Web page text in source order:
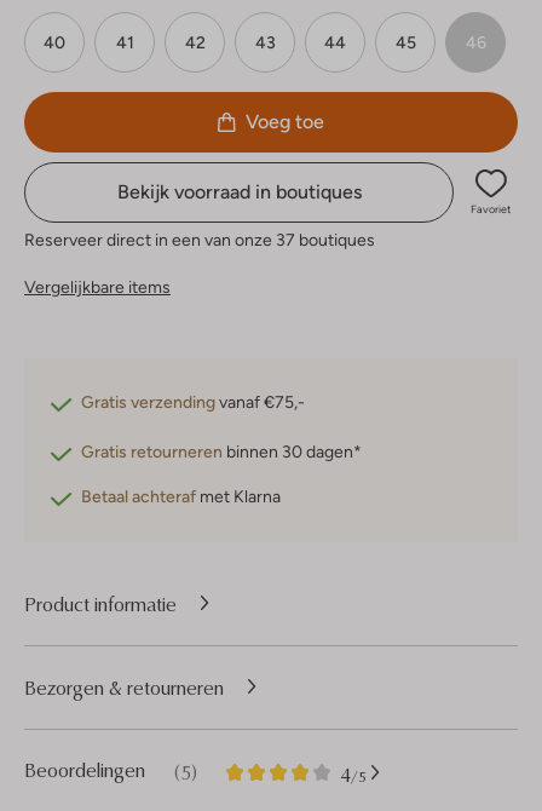
40 41 42 43 44 45 46
Voeg toe
Bekijk voorraad in boutiques
Favoriet
Reserveer direct in een van onze 37 boutiques
Vergelijkbare items
Gratis verzendingvanaf €75,-
Gratis retourneren binnen 30 dagen*
Betaal achteraf met Klarna
Product informatie
Beoordelingen (5) 4/5
5
4
Bezorgen & retourneren